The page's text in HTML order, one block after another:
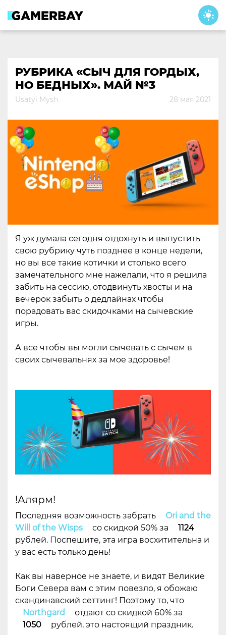
content
РУБРИКА «СЫЧ ДЛЯ ГОРДЫХ,
НО БЕДНЫХ». МАЙ №3
Usatyi Mysh 28 мая 2021
Я уж думала сегодня отдохнуть и выпустить
свою рубрику чуть позднее в конце недели,
но вы все такие котички и столько всего
замечательного мне нажелали, что я решила
забить на сессию, отодвинуть хвосты и на
вечерок забыть о дедлайнах чтобы
порадовать вас скидочками на сычевские
игры.
А все чтобы вы могли сычевать с сычем в
своих сычевальнях за мое здоровье!
!Алярм!
Последняя возможность забрать
Ori and the
Will of the Wisps
со скидкой 50% за
1124
рублей. Поспешите, эта игра восхитительна и
у вас есть только день!
Как вы наверное не знаете, и видят Великие
Боги Севера вам с этим повезло, я обожаю
скандинавский сеттинг! Поэтому то, что
Northgard
отдают со скидкой 60% за
1050
рублей, это настоящий праздник.